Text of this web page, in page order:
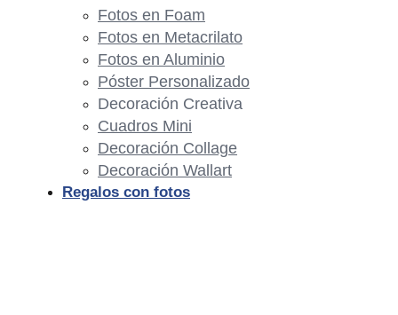
Fotos en Foam
Fotos en Metacrilato
Fotos en Aluminio
Póster Personalizado
Decoración Creativa
Cuadros Mini
Decoración Collage
Decoración Wallart
Regalos con fotos